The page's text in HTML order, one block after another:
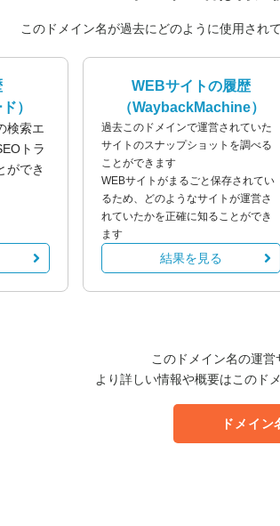
このドメイン名が過去にどのように使用され
）
検索エ
トラ
ができ
WEBサイトの履歴
（WaybackMachine）
過去このドメインで運営されていた
サイトのスナップショットを調べる
ことができます
WEBサイトがまるごと保存されてい
るため、どのようなサイトが運営さ
れていたかを正確に知ることができ
ます
結果を見る
このドメイン名の運
より詳しい情報や概要はこのド
ドメイン